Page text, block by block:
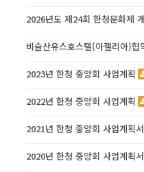
2023년 한청 중앙회 사업계획
2022년 한청 중앙회 사업계획
2021년 한청 중앙회 사업계획서
2020년 한청 중앙회 사업계획서